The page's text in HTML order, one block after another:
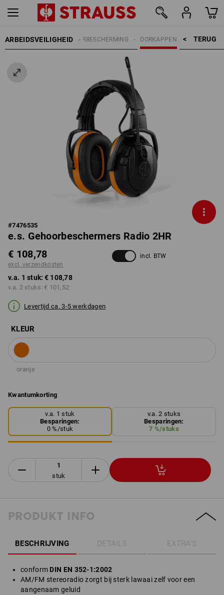
ARBEIDSVEILIGHEID TERUG    >
OORKAPPEN
GEHOORBESCHERMING
#7476535
e.s. Gehoorbeschermers Radio 2HR
€ 108,78
excl. verzendkosten
incl. BTW
v.a. 1 stuk: € 108,78
v.a. 2 stuks: € 101,52
Levertijd ca. 3-5 werkdagen
KLEUR
oranje
Kwantumkorting
v.a. 1 stuk
Besparingen:
0 %/stuk
v.a. 2 stuks
Besparingen:
7 %/stuks
stuk
PRODUKT INFO
BESCHRIJVING DETAILS EXTRA'S
conform DIN EN 352-1:2002
AM/FM stereoradio zorgt bij sterk lawaai zelf voor een
aangenaam geluid